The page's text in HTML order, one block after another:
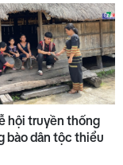
6
07/8 NEW
7
cao tốc
sẽ thu
hội truyền thống
bào dân tộc thiểu